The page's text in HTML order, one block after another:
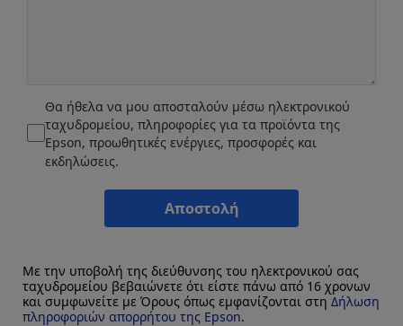
Θα ήθελα να μου αποσταλούν μέσω ηλεκτρονικού
ταχυδρομείου, πληροφορίες για τα προϊόντα της
Epson, προωθητικές ενέργιες, προσφορές και
εκδηλώσεις.
Αποστολή
Με την υποβολή της διεύθυνσης του ηλεκτρονικού σας
ταχυδρομείου βεβαιώνετε ότι είστε πάνω από 16 χρονων
και συμφωνείτε με Όρους όπως εμφανίζονται στη Δήλωση
πληροφοριών απορρήτου της Epson.